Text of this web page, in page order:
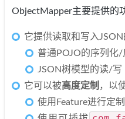
ObjectMapper主要提供的
它提供读取和写入
普通POJO的序列化/
JSON树模型的读/写
它可以被高度定制 ，以
使用Feature进行定制